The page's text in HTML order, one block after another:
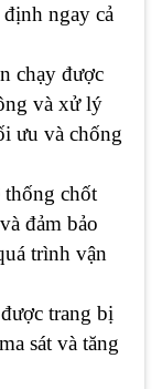
ngay cả
chạy được
và xử lý
ưu và chống
chốt
đảm bảo
trình vận
trang bị
sát và tăng